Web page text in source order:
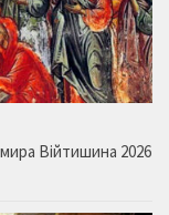
Війтишина 2026